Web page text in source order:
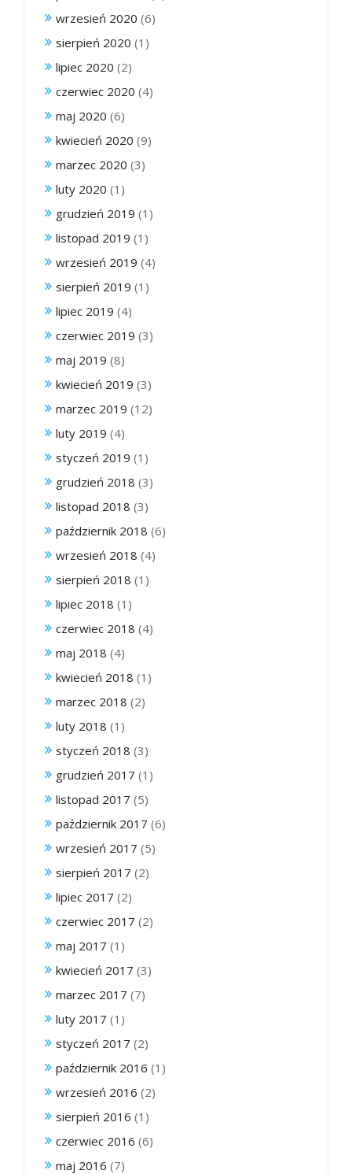
wrzesień 2020 (6)
sierpień 2020 (1)
lipiec 2020 (2)
czerwiec 2020 (4)
maj 2020 (6)
kwiecień 2020 (9)
marzec 2020 (3)
luty 2020 (1)
grudzień 2019 (1)
listopad 2019 (1)
wrzesień 2019 (4)
sierpień 2019 (1)
lipiec 2019 (4)
czerwiec 2019 (3)
maj 2019 (8)
kwiecień 2019 (3)
marzec 2019 (12)
luty 2019 (4)
styczeń 2019 (1)
grudzień 2018 (3)
listopad 2018 (3)
październik 2018 (6)
wrzesień 2018 (4)
sierpień 2018 (1)
lipiec 2018 (1)
czerwiec 2018 (4)
maj 2018 (4)
kwiecień 2018 (1)
marzec 2018 (2)
luty 2018 (1)
styczeń 2018 (3)
grudzień 2017 (1)
listopad 2017 (5)
październik 2017 (6)
wrzesień 2017 (5)
sierpień 2017 (2)
lipiec 2017 (2)
czerwiec 2017 (2)
maj 2017 (1)
kwiecień 2017 (3)
marzec 2017 (7)
luty 2017 (1)
styczeń 2017 (2)
październik 2016 (1)
wrzesień 2016 (2)
sierpień 2016 (1)
czerwiec 2016 (6)
maj 2016 (7)